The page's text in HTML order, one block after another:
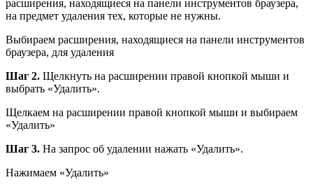
расширения, находящиеся на панели инструментов браузера,
на предмет удаления тех, которые не нужны.
Выбираем расширения, находящиеся на панели инструментов
браузера, для удаления
Шаг 2. Щелкнуть на расширении правой кнопкой мыши и
выбрать «Удалить».
Щелкаем на расширении правой кнопкой мыши и выбираем
«Удалить»
Шаг 3. На запрос об удалении нажать «Удалить».
Нажимаем «Удалить»